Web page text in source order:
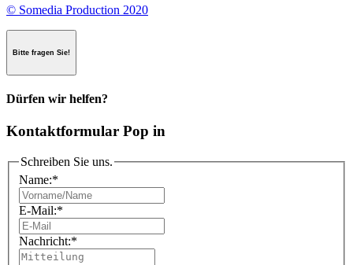
© Somedia Production 2020
Bitte fragen Sie!
Dürfen wir helfen?
Kontaktformular Pop in
Schreiben Sie uns.
Name:*
E-Mail:*
Nachricht:*